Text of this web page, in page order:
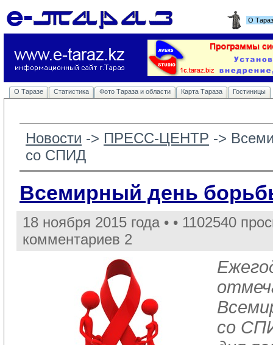
О
О Таразе Статистика Фото Тараза и области Карта Тараза Гостиницы
Новости -> ПРЕСС-ЦЕНТР ->
со СПИД
Всемирный день
18 ноября 2015 года • • 1102540
комментариев 2
со